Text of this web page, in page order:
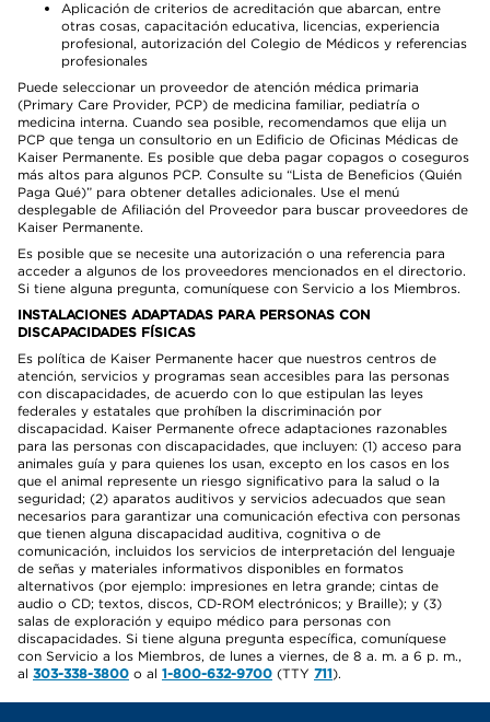
Aplicación de criterios de acreditación que abarcan, entre
otras cosas, capacitación educativa, licencias, experiencia
profesional, autorización del Colegio de Médicos y referencias
profesionales
Puede seleccionar un proveedor de atención médica primaria
(Primary Care Provider, PCP) de medicina familiar, pediatría o
medicina interna. Cuando sea posible, recomendamos que elija un
PCP que tenga un consultorio en un Edificio de Oficinas Médicas de
Kaiser Permanente. Es posible que deba pagar copagos o coseguros
más altos para algunos PCP. Consulte su “Lista de Beneficios (Quién
Paga Qué)” para obtener detalles adicionales. Use el menú
desplegable de Afiliación del Proveedor para buscar proveedores de
Kaiser Permanente.
Es posible que se necesite una autorización o una referencia para
acceder a algunos de los proveedores mencionados en el directorio.
Si tiene alguna pregunta, comuníquese con Servicio a los Miembros.
INSTALACIONES ADAPTADAS PARA PERSONAS CON
DISCAPACIDADES FÍSICAS
Es política de Kaiser Permanente hacer que nuestros centros de
atención, servicios y programas sean accesibles para las personas
con discapacidades, de acuerdo con lo que estipulan las leyes
federales y estatales que prohíben la discriminación por
discapacidad. Kaiser Permanente ofrece adaptaciones razonables
para las personas con discapacidades, que incluyen: (1) acceso para
animales guía y para quienes los usan, excepto en los casos en los
que el animal represente un riesgo significativo para la salud o la
seguridad; (2) aparatos auditivos y servicios adecuados que sean
necesarios para garantizar una comunicación efectiva con personas
que tienen alguna discapacidad auditiva, cognitiva o de
comunicación, incluidos los servicios de interpretación del lenguaje
de señas y materiales informativos disponibles en formatos
alternativos (por ejemplo: impresiones en letra grande; cintas de
audio o CD; textos, discos, CD-ROM electrónicos; y Braille); y (3)
salas de exploración y equipo médico para personas con
discapacidades. Si tiene alguna pregunta específica, comuníquese
con Servicio a los Miembros, de lunes a viernes, de 8 a. m. a 6 p. m.,
al 303-338-3800 o al 1-800-632-9700 (TTY 711).